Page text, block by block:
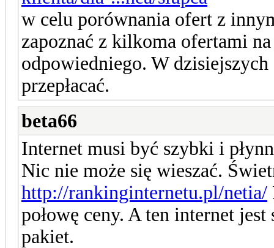
w celu porównania ofert z
zapoznać z kilkoma ofertami
odpowiedniego. W
przepłacać.
beta66
Internet musi być szybki i
Nic nie może się wieszać.
http://rankinginternetu.pl/netia/
połowę ceny. A ten internet jest
pakiet.